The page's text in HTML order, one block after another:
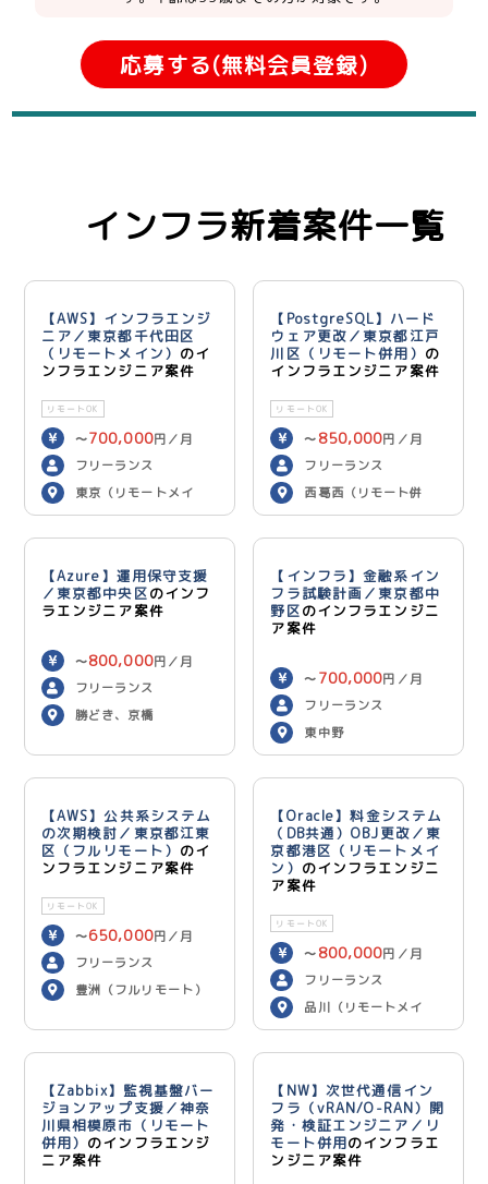
応募する(無料会員登録)
インフラ新着案件一覧
【AWS】インフラエンジ
ニア／東京都千代田区
（リモートメイン） のイ
ンフラエンジニア案件
リモートOK
〜700,000円／月
フリーランス
東京（リモートメイ
ン）
【PostgreSQL】ハード
ウェア更改／東京都江戸
川区（リモート併用） の
インフラエンジニア案件
リモートOK
〜 850,000円／月
フリーランス
西葛西（リモート併
用）
【Azure】運用保守支援
／東京都中央区のインフ
ラエンジニア案件
〜800,000円／月
フリーランス
勝どき、京橋
【インフラ】金融系イン
フラ試験計画／東京都中
野区のインフラエンジニ
ア案件
〜 700,000円／月
フリーランス
東中野
【AWS】公共系システム
の次期検討／東京都江東
区（フルリモート） のイ
ンフラエンジニア案件
リモートOK
〜650,000円／月
フリーランス
豊洲（フルリモート）
【Oracle】料金システム
（DB共通）OBJ更改／東
京都港区（リモートメイ
ン） のインフラエンジニ
ア案件
リモートOK
〜 800,000円／月
フリーランス
品川（リモートメイ
ン）
【Zabbix】監視基盤バー
ジョンアップ支援／神奈
川県相模原市（リモート
併用） のインフラエンジ
ニア案件
【NW】次世代通信イン
フラ（vRAN/O-RAN）開
発・検証エンジニア／リ
モート併用のインフラエ
ンジニア案件